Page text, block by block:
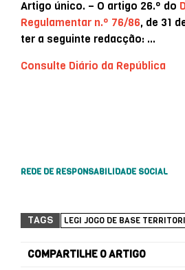
Artigo único. – O artigo 26.º do
Regulamentar n.º 76/86, de 31
ter a seguinte redacção: …
Consulte Diário da República
REDE DE RESPONSABILIDADE SOCIAL
TAGS LEGI JOGO DE BASE
COMPARTILHE O ARTIGO